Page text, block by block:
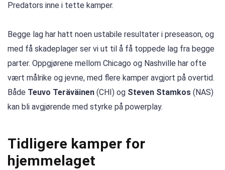
Predators inne i tette kamper.
Begge lag har hatt noen ustabile resultater i preseason, og
med få skadeplager ser vi ut til å få toppede lag fra begge
parter. Oppgjørene mellom Chicago og Nashville har ofte
vært målrike og jevne, med flere kamper avgjort på overtid.
Både Teuvo Teräväinen (CHI) og Steven Stamkos (NAS)
kan bli avgjørende med styrke på powerplay.
Tidligere kamper for
hjemmelaget